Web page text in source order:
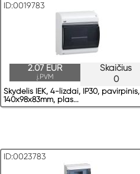
ID:0019783
Skaičius
0
2.07 EUR
į.PVM
Skydelis IEK, 4-lizdai, IP30, pavirрinis,
140x98x83mm, plas...
ID:0023783